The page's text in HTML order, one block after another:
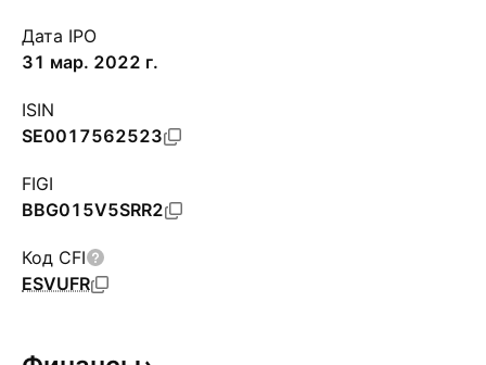
Дата IPO
31 мар. 2022 г.
ISIN
SE0017562523
FIGI
BBG015V5SRR2
Код CFI
ESVUFR